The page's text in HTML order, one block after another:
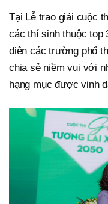
Tại Lễ trao giải cuộc
các thí sinh thuộc top
diện các trường phổ
chia sẻ niềm vui với
hạng mục được vinh